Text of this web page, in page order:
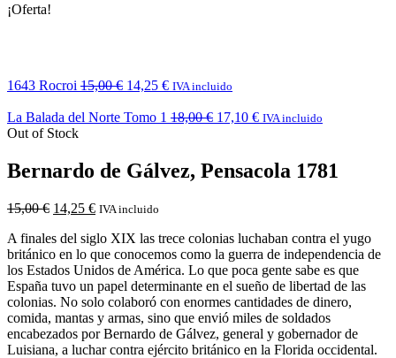
¡Oferta!
1643 Rocroi 15,00€ 14,25 € IVA incluido
La Balada del Norte Tomo 1 18,00€ 17,10 € IVA incluido
Out of Stock
Bernardo de Gálvez, Pensacola 1781
15,00€ 14,25 € IVA incluido
A finales del siglo XIX las trece colonias luchaban contra el yugo
británico en lo que conocemos como la guerra de independencia de
los Estados Unidos de América. Lo que poca gente sabe es que
España tuvo un papel determinante en el sueño de libertad de las
colonias. No solo colaboró con enormes cantidades de dinero,
comida, mantas y armas, sino que envió miles de soldados
encabezados por Bernardo de Gálvez, general y gobernador de
Luisiana, a luchar contra ejército británico en la Florida occidental.